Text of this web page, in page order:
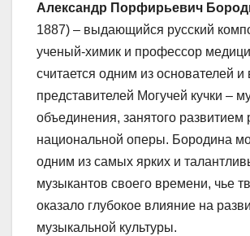
Александр Порфирьевич
1887) – выдающийся русский
ученый-химик и профессор
считается одним из основателей
представителей Могучей кучки –
объединения, занятого развитием
национальной оперы. Бородина
одним из самых ярких и
музыкантов своего времени, чье
оказало глубокое влияние на
музыкальной культуры.